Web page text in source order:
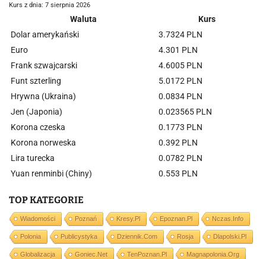
Kurs z dnia: 7 sierpnia 2026
Waluta
Kurs
Dolar amerykański
3.7324 PLN
Euro
4.301 PLN
Frank szwajcarski
4.6005 PLN
Funt szterling
5.0172 PLN
Hrywna (Ukraina)
0.0834 PLN
Jen (Japonia)
0.023565 PLN
Korona czeska
0.1773 PLN
Korona norweska
0.392 PLN
Lira turecka
0.0782 PLN
Yuan renminbi (Chiny)
0.553 PLN
TOP KATEGORIE
Wiadomości Poznań Kresy.pl Epoznan.pl Nczas.info
Polonia Publicystyka Dziennik.com Rosja Dlapolski.pl
Globalizacja Goniec.net TenPoznan.pl Magnapolonia.org